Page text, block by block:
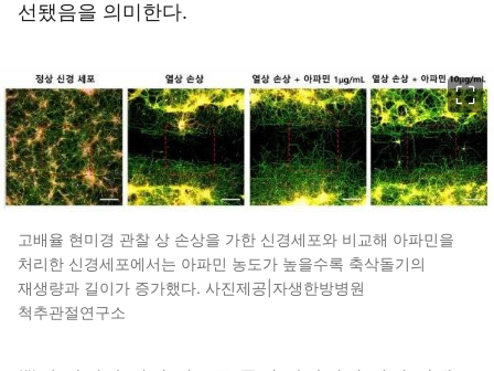
고배율 현미경 관찰 상 손상을 가한 신경세포와 비교해 아파민을
처리한 신경세포에서는 아파민 농도가 높을수록 축삭돌기의
재생량과 길이가 증가했다. 사진제공|자생한방병원
척추관절연구소